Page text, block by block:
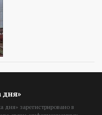
дня»
дня» зарегистрировано в